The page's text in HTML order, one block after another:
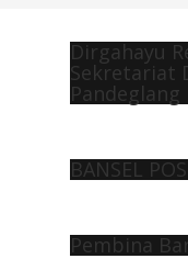
Dirgahayu
Sekretariat
Pandeglang
BANSEL POS
Pembina